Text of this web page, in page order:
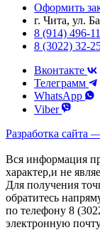
Оформить
г. Чита, ул.
8 (914) 496-
8 (3022) 32-
Вконтакте
Телеграмм
WhatsApp
Viber
Разработка сайта
Вся информация
характер,и не
Для получения
обратитесь
по телефону 8
электронную